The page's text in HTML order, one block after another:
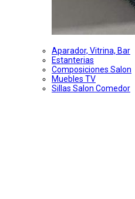
Aparador, Vitrina, Bar
Estanterias
Composiciones Salon
Muebles TV
Sillas Salon Comedor